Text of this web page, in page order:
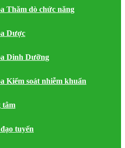
Thăm dò chức năng
Dược
Dinh Dưỡng
Kiểm soát nhiễm khuẩn
tâm
tuyến